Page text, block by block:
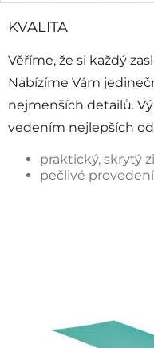
KVALITA
Věříme, že si každý
Nabízíme Vám
nejmenších detailů.
vedením nejlepších
praktický, skrytý
pečlivé provedení